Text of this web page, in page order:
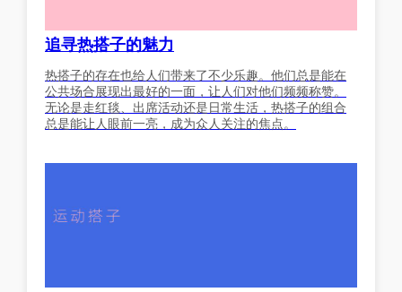
追寻热搭子的魅力
热搭子的存在也给人们带来了不少乐趣。他们总是能在
公共场合展现出最好的一面，让人们对他们频频称赞。
无论是走红毯、出席活动还是日常生活，热搭子的组合
总是能让人眼前一亮，成为众人关注的焦点。